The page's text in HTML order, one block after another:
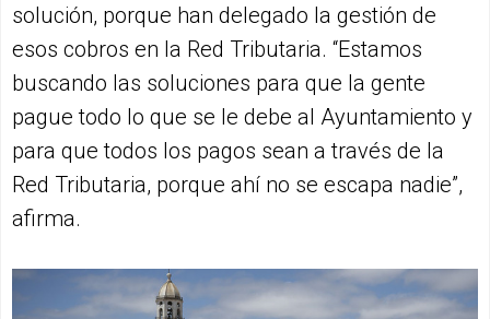
solución, porque han delegado la gestión de
esos cobros en la Red Tributaria. “Estamos
buscando las soluciones para que la gente
pague todo lo que se le debe al Ayuntamiento y
para que todos los pagos sean a través de la
Red Tributaria, porque ahí no se escapa nadie”,
afirma.